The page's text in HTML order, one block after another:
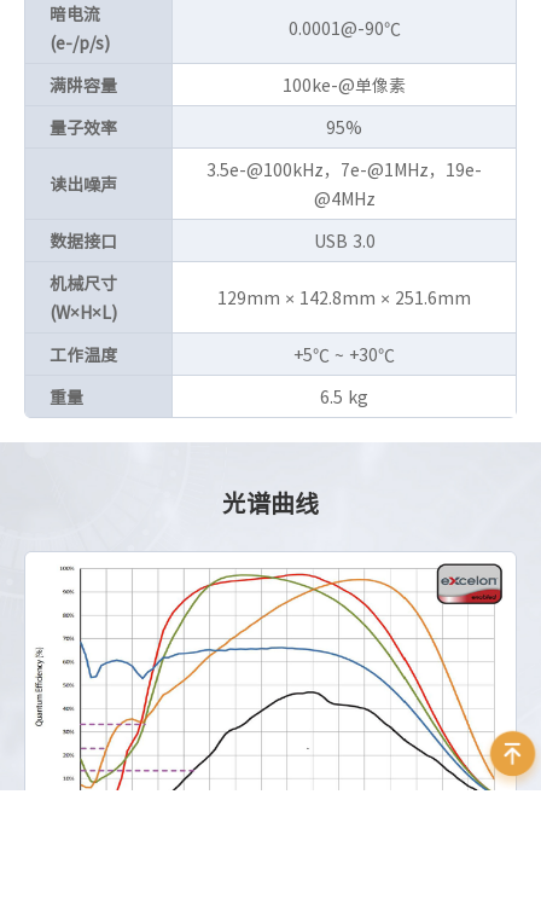
暗电流
(e-/p/s)
0.0001@-90℃
满阱容量
100ke-@单像素
量子效率
95%
读出噪声
3.5e-@100kHz，7e-@1MHz，19e-
@4MHz
数据接口
USB 3.0
机械尺寸
(W×H×L)
129mm × 142.8mm × 251.6mm
工作温度
+5℃ ~ +30℃
重量
6.5 kg
光谱曲线